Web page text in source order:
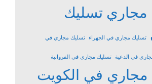
مجاري تسليك
تسليك مجاري في الجهراء تسليك مجاري في
في الدعية تسليك مجاري في الفروانية
مجاري في الكويت